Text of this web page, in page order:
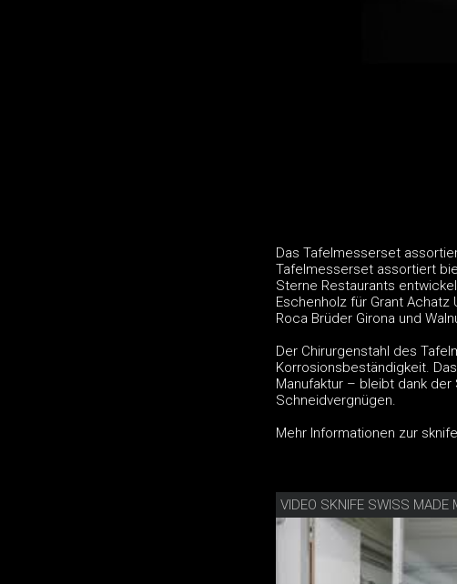
Das Tafelmesserset
Tafelmesserset assortiert
Sterne Restaurants
Eschenholz für Grant Achatz
Roca Brüder Girona und
Der Chirurgenstahl des
Korrosionsbeständigkeit.
Manufaktur – bleibt dank
Schneidvergnügen.
Mehr Informationen zur
VIDEO SKNIFE SWISS MADE